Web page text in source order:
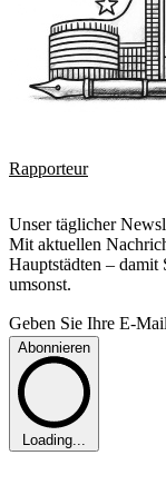
Rapporteur
Unser täglicher
Mit aktuellen
Hauptstädten –
umsonst.
Geben Sie Ihre E-
Abonnieren
Loading...